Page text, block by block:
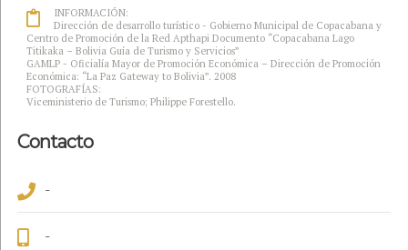
INFORMACIÓN:
Dirección de desarrollo turístico - Gobierno Municipal de Copacabana y
Centro de Promoción de la Red Apthapi Documento “Copacabana Lago
Titikaka – Bolivia Guía de Turismo y Servicios”
GAMLP - Oficialía Mayor de Promoción Económica – Dirección de Promoción
Económica: “La Paz Gateway to Bolivia”. 2008
FOTOGRAFÍAS:
Viceministerio de Turismo; Philippe Forestello.
Contacto
-
-